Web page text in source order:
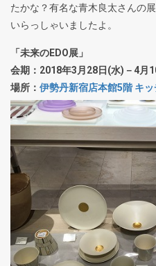
たかな？有名な青木良太さんの
いらっしゃいましたよ。
「未来のEDO展」
会期：2018年3月28日(水)－4
場所： 伊勢丹新宿店本館5階 キ